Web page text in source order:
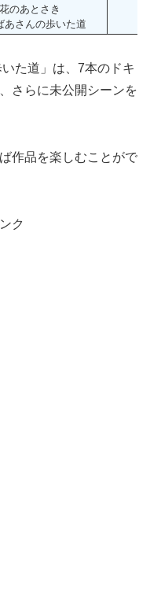
花のあとさき
あさんの歩いた道
た道」は、7本のドキ
さらに未公開シーンを
作品を楽しむことがで
ク